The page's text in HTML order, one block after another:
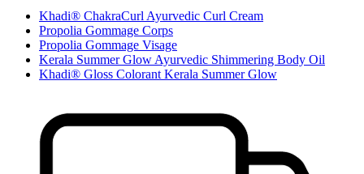
Khadi® ChakraCurl Ayurvedic Curl Cream
Propolia Gommage Corps
Propolia Gommage Visage
Kerala Summer Glow Ayurvedic Shimmering Body Oil
Khadi® Gloss Colorant Kerala Summer Glow